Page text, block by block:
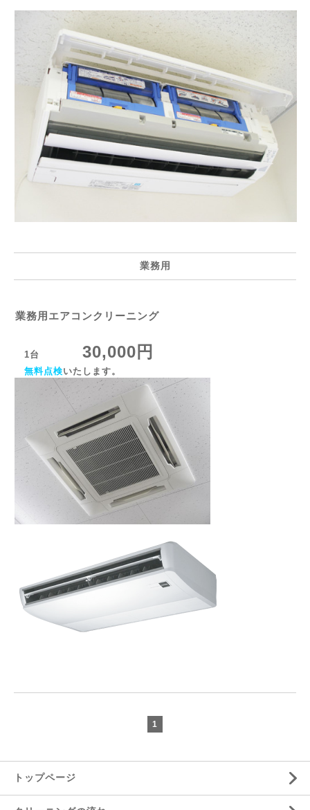
業務用
業務用エアコンクリーニング
1台 30,000円
無料点検いたします。
1
トップページ